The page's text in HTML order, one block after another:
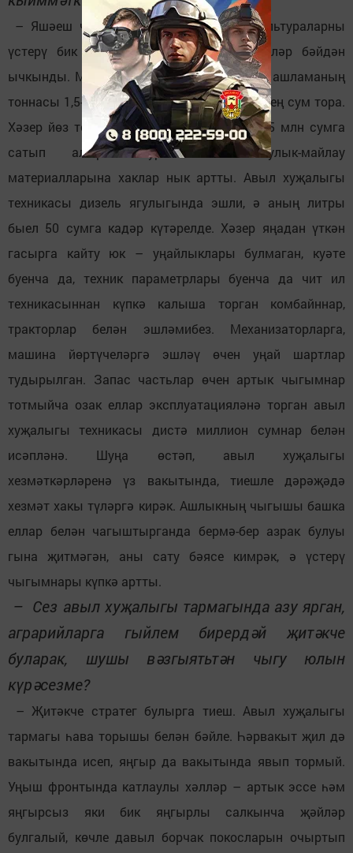
– Яшәеш чыганагы булган бөртекле культураларны
үстерү бик кыйммәткә төшә. Быел бәяләр бәйдән
ычкынды. Мисал өчен, үткән ел минераль ашламаның
тоннасы 1,5-2 мең сум булса, быел ул 4,5 мең сум тора.
Хәзер йөз тонна минераль ашламаны 4,5-5 млн сумга
сатып алырга туры килә. Ягулык-майлау
материалларына хаклар нык артты. Авыл хуҗалыгы
техникасы дизель ягулыгында эшли, ә аның литры
быел 50 сумга кадәр күтәрелде. Хәзер яңадан үткән
гасырга кайту юк – уңайлыклары булмаган, куәте
буенча да, техник параметрлары буенча да чит ил
техникасыннан күпкә калыша торган комбайннар,
тракторлар белән эшләмибез. Механизаторларга,
машина йөртүчеләргә эшләү өчен уңай шартлар
тудырылган. Запас частьлар өчен артык чыгымнар
тотмыйча озак еллар эксплуатацияләнә торган авыл
хуҗалыгы техникасы дистә миллион сумнар белән
исәпләнә. Шуңа өстәп, авыл хуҗалыгы
хезмәткәрләренә үз вакытында, тиешле дәрәҗәдә
хезмәт хакы түләргә кирәк. Ашлыкның чыгышы башка
еллар белән чагыштырганда бермә-бер азрак булуы
гына җитмәгән, аны сату бәясе кимрәк, ә үстерү
чыгымнары күпкә артты.
– Сез авыл хуҗалыгы тармагында азу ярган,
аграрийларга гыйлем бирердәй җитәкче
буларак, шушы вәзгыятьтән чыгу юлын
күрәсезме?
– Җитәкче стратег булырга тиеш. Авыл хуҗалыгы
тармагы һава торышы белән бәйле. Һәрвакыт җил дә
вакытында исеп, яңгыр да вакытында явып тормый.
Уңыш фронтында катлаулы хәлләр – артык эссе һәм
яңгырсыз яки бик яңгырлы салкынча җәйләр
булгалый, көчле давыл борчак покосларын очыртып